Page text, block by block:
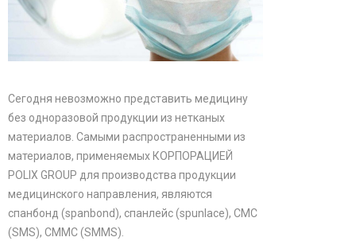
Сегодня невозможно представить медицину
без одноразовой продукции из нетканых
материалов. Самыми распространенными из
материалов, применяемых КОРПОРАЦИЕЙ
POLIX GROUP для производства продукции
медицинского направления, являются
спанбонд (spanbond), спанлейс (spunlace), СМС
(SMS), СММС (SMMS).